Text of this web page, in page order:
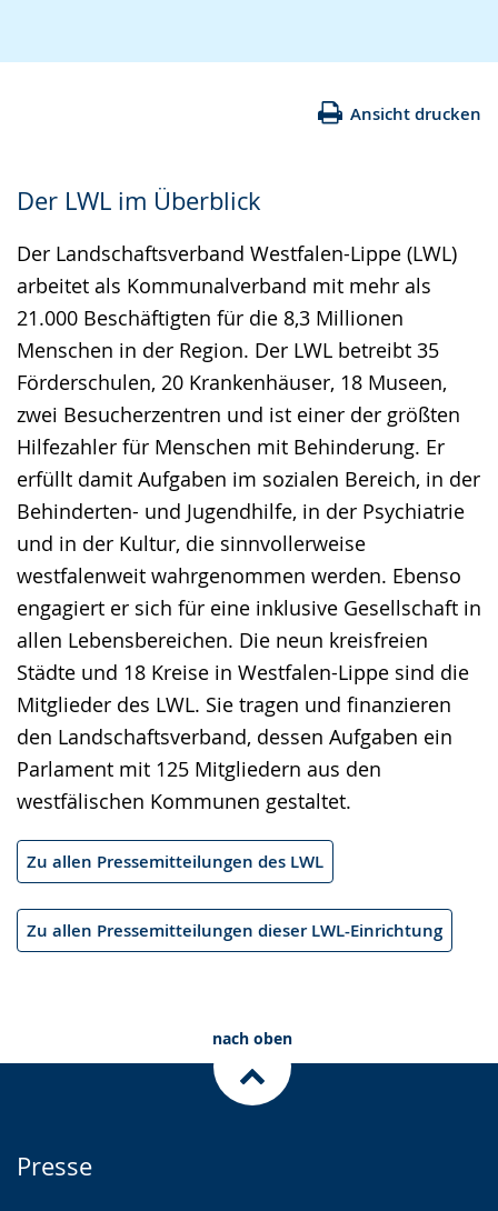
Ansicht drucken
Der LWL im Überblick
Der Landschaftsverband Westfalen-Lippe (LWL)
arbeitet als Kommunalverband mit mehr als
21.000 Beschäftigten für die 8,3 Millionen
Menschen in der Region. Der LWL betreibt 35
Förderschulen, 20 Krankenhäuser, 18 Museen,
zwei Besucherzentren und ist einer der größten
Hilfezahler für Menschen mit Behinderung. Er
erfüllt damit Aufgaben im sozialen Bereich, in der
Behinderten- und Jugendhilfe, in der Psychiatrie
und in der Kultur, die sinnvollerweise
westfalenweit wahrgenommen werden. Ebenso
engagiert er sich für eine inklusive Gesellschaft in
allen Lebensbereichen. Die neun kreisfreien
Städte und 18 Kreise in Westfalen-Lippe sind die
Mitglieder des LWL. Sie tragen und finanzieren
den Landschaftsverband, dessen Aufgaben ein
Parlament mit 125 Mitgliedern aus den
westfälischen Kommunen gestaltet.
Zu allen Pressemitteilungen des LWL
Zu allen Pressemitteilungen dieser LWL-Einrichtung
nach oben
Presse